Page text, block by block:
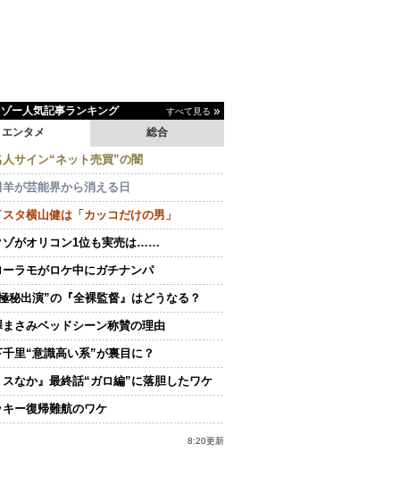
ー人気記事ランキング すべて見る
エンタメ 総合
人サイン“ネット売買”の闇
が芸能界から消える日
タ横山健は「カッコだけの男」
ゾがオリコン1位も実売は……
ーラモがロケ中にガチナンパ
秘出演”の『全裸監督』はどうなる？
まさみベッドシーン称賛の理由
里“意識高い系”が裏目に？
スなか』最終話“ガロ編”に落胆したワケ
キー復帰難航のワケ
8:20更新